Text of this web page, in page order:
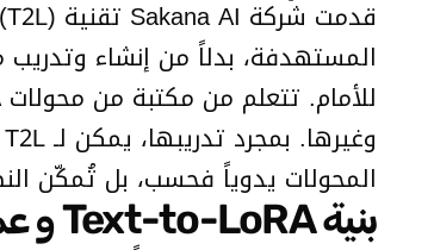
المحولات يدوياً فحسب، بل تُمكّن
بنية Text-to-LoRA و عملية التدريب